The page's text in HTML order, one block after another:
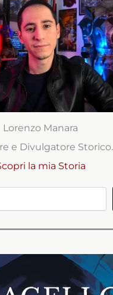
Lorenzo Manara
e Divulgatore Storico.
la mia Storia